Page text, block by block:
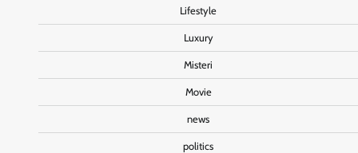
Lifestyle
Luxury
Misteri
Movie
news
politics